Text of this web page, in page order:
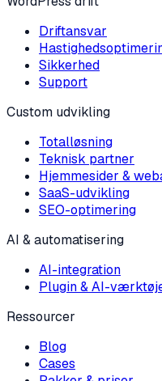
Driftansvar
Sikkerhed
Support
Custom udvikling
Totalløsning
Teknisk partner
Hjemmesider &
SaaS-udvikling
SEO-optimering
AI & automatisering
AI-integration
Plugin & AI-
Ressourcer
Blog
Cases